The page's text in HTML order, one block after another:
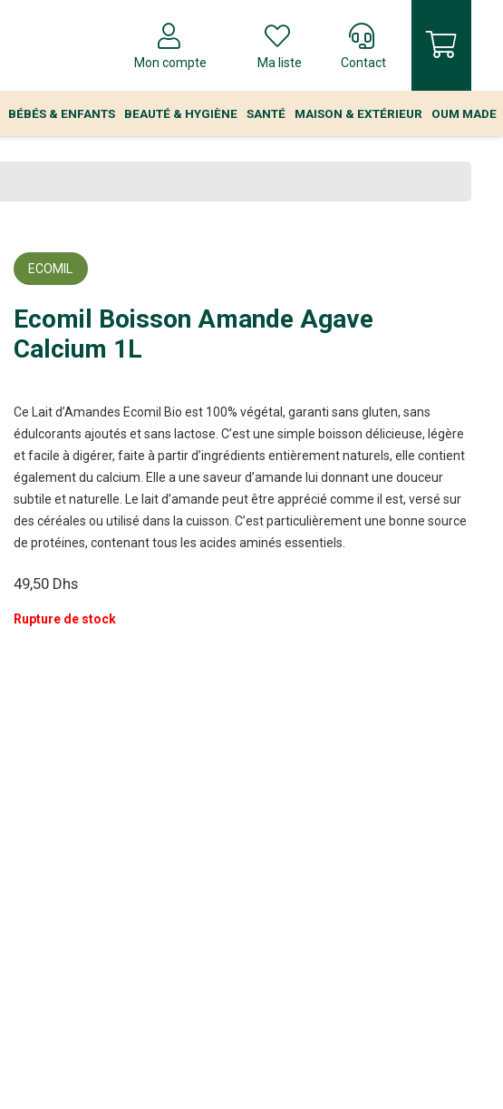
Mon compte Ma liste Contact
BÉBÉS & ENFANTS BEAUTÉ & HYGIÈNE SANTÉ MAISON & EXTÉRIEUR OUM MADE
ECOMIL
Ecomil Boisson Amande Agave
Calcium 1L
Ce Lait d’Amandes Ecomil Bio est 100% végétal, garanti sans gluten, sans
édulcorants ajoutés et sans lactose. C’est une simple boisson délicieuse, légère
et facile à digérer, faite à partir d’ingrédients entièrement naturels, elle contient
également du calcium. Elle a une saveur d’amande lui donnant une douceur
subtile et naturelle. Le lait d’amande peut être apprécié comme il est, versé sur
des céréales ou utilisé dans la cuisson. C’est particulièrement une bonne source
de protéines, contenant tous les acides aminés essentiels.
49,50 Dhs
Rupture de stock